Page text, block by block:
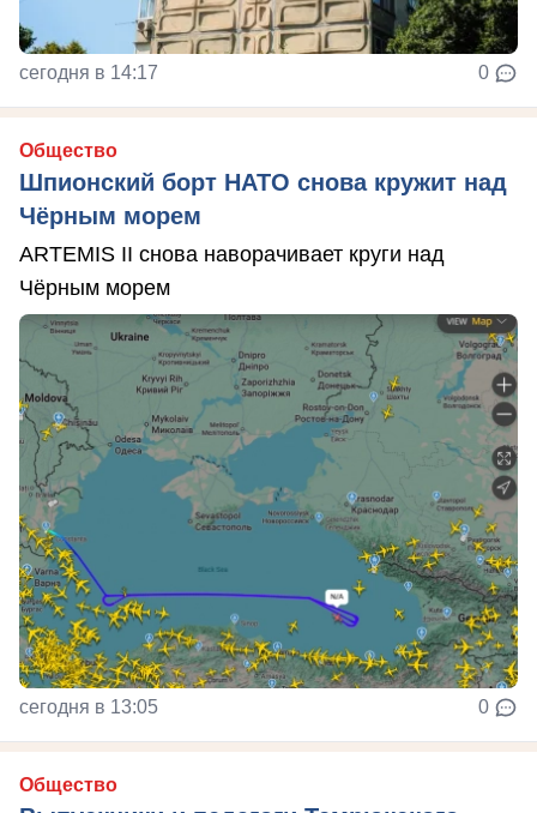
сегодня в 14:17 0
Общество
Шпионский борт НАТО снова кружит над
Чёрным морем
ARTEMIS II снова наворачивает круги над
Чёрным морем
сегодня в 13:05 0
Общество